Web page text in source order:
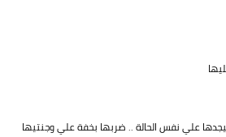
علي نفس الحالة .. ضربها بخفة علي وجنتيها